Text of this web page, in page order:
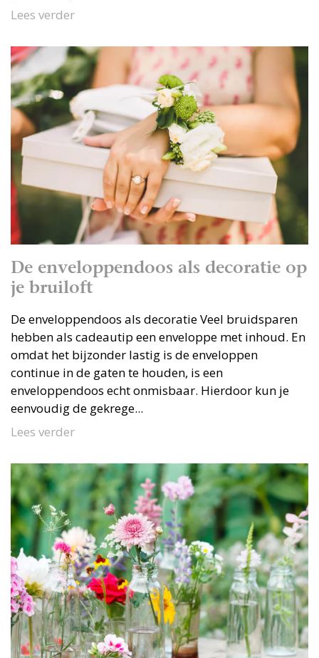
Lees verder
De enveloppendoos als decoratie op
je bruiloft
De enveloppendoos als decoratie Veel bruidsparen
hebben als cadeautip een enveloppe met inhoud. En
omdat het bijzonder lastig is de enveloppen
continue in de gaten te houden, is een
enveloppendoos echt onmisbaar. Hierdoor kun je
eenvoudig de gekrege...
Lees verder